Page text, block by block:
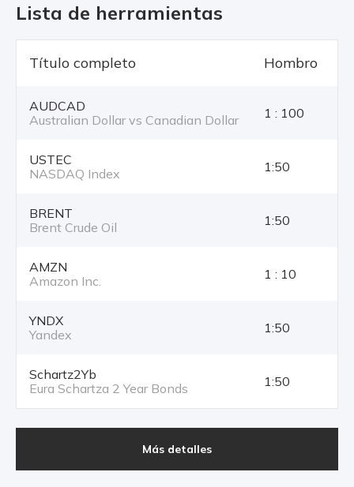
Lista de herramientas
Título completo Hombro
AUDCAD
Australian Dollar vs Canadian Dollar
1 : 100
USTEC
NASDAQ Index
1:50
BRENT
Brent Crude Oil
1:50
AMZN
Amazon Inc.
1 : 10
YNDX
Yandex
1:50
Schartz2Yb
Eura Schartza 2 Year Bonds
1:50
Más detalles